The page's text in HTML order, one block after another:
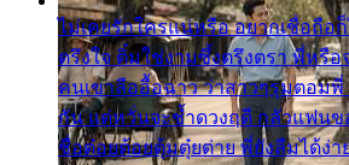
ไม่เคยรักใครแน่หรือ อยากเชื่อถือ
ตรึงใจ ติ๋มใช่งามซึ้งตรึงตรา พี่หรื
คนเขาลืออื้อฉาว ว่าสาวๆรุมตอม
กัน แต่หวั่นจะช้ำดวงฤดี กลัวแฟน
ชื่อต๋อยต้อยตุ้มตุ๋ยต่าย พี่ยังลืมได้ง่า